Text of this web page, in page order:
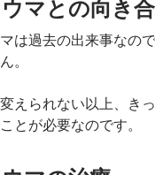
ウマとの向き
マは過去の出来事なの
。
えられない以上、き
とが必要なのです。